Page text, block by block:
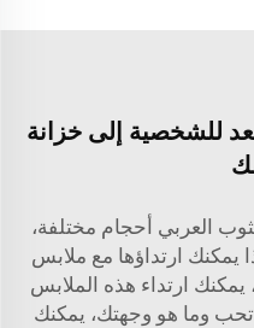
للشخصية إلى خزانة
العربي أحجام مختلفة،
يمكنك ارتداؤها مع ملابس
ارتداء هذه الملابس
تحب وما هو وجهتك، يمكنك